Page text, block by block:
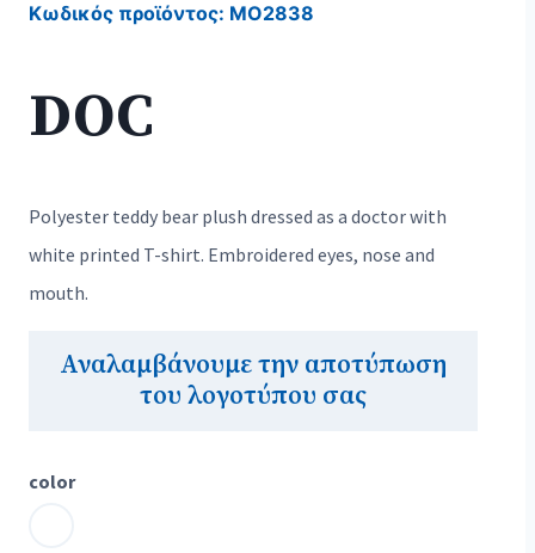
Κωδικός προϊόντος: MO2838
DOC
Polyester teddy bear plush dressed as a doctor with
white printed T-shirt. Embroidered eyes, nose and
mouth.
Αναλαμβάνουμε την αποτύπωση
του λογοτύπου σας
color